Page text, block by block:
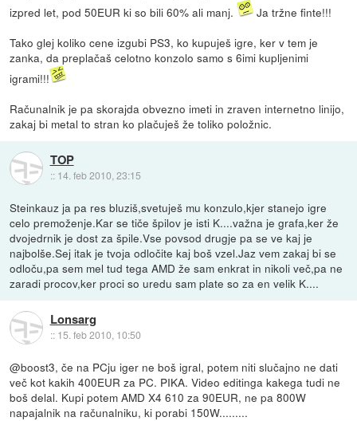
izpred let, pod 50EUR ki so bili 60% ali manj.
Ja tržne finte!!!
Tako glej koliko cene izgubi PS3, ko kupuješ igre, ker v tem je
zanka, da preplačaš celotno konzolo samo s 6imi kupljenimi
igrami!!!
Računalnik je pa skorajda obvezno imeti in zraven internetno linijo,
zakaj bi metal to stran ko plačuješ že toliko položnic.
TOP
:: 14. feb 2010, 23:15
Steinkauz ja pa res bluziš,svetuješ mu konzulo,kjer stanejo igre
celo premoženje.Kar se tiče špilov je isti K....važna je grafa,ker že
dvojedrnik je dost za špile.Vse povsod drugje pa se ve kaj je
najbolše.Sej itak je tvoja odločite kaj boš vzel.Jaz vem zakaj bi se
odloču,pa sem mel tud tega AMD že sam enkrat in nikoli več,pa ne
zaradi procov,ker proci so uredu sam plate so za en velik K....
Lonsarg
:: 15. feb 2010, 10:50
@boost3, če na PCju iger ne boš igral, potem niti slučajno ne dati
več kot kakih 400EUR za PC. PIKA. Video editinga kakega tudi ne
boš delal. Kupi potem AMD X4 610 za 90EUR, ne pa 800W
napajalnik na računalniku, ki porabi 150W.........